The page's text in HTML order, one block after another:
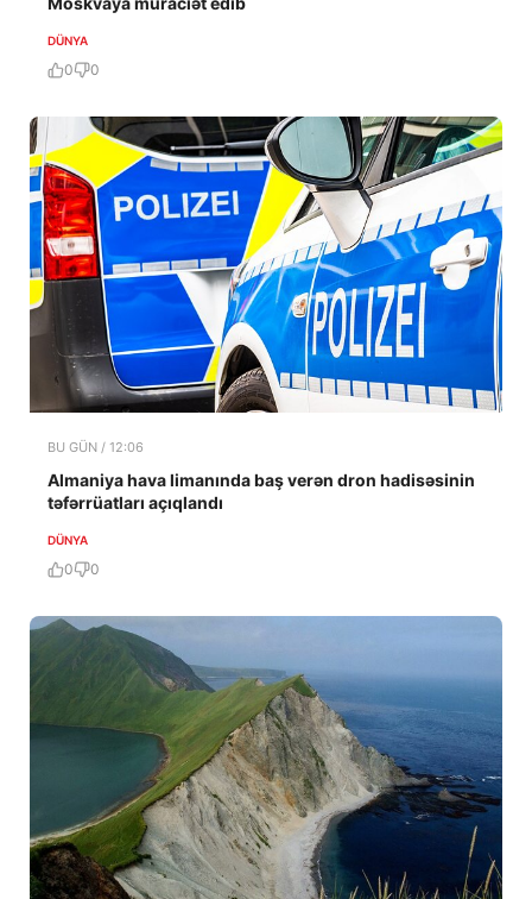
DÜNYA
0 0
BU GÜN / 12:06
Almaniya hava limanında baş verən dron hadisəsinin
təfərrüatları açıqlandı
DÜNYA
0 0